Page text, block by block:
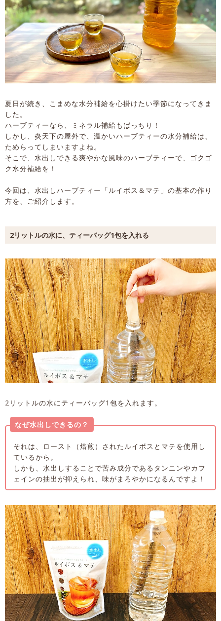
夏日が続き、こまめな水分補給を心掛けたい季節になってきま
した。
ハーブティーなら、ミネラル補給もばっちり！
しかし、炎天下の屋外で、温かいハーブティーの水分補給は、
ためらってしまいますよね。
そこで、水出しできる爽やかな風味のハーブティーで、ゴクゴ
ク水分補給を！
今回は、水出しハーブティー「ルイボス＆マテ」の基本の作り
方を、ご紹介します。
2リットルの水に、ティーバッグ1包を入れる
2リットルの水にティーバッグ1包を入れます。
なぜ水出しできるの？
それは、ロースト（焙煎）されたルイボスとマテを使用し
ているから。
しかも、水出しすることで苦み成分であるタンニンやカフ
ェインの抽出が抑えられ、味がまろやかになるんですよ！